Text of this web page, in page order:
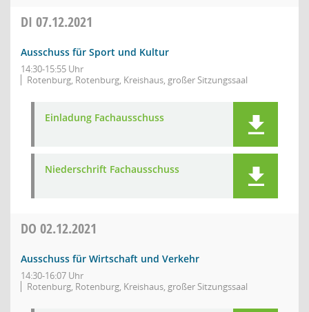
DI 07.12.2021
Ausschuss für Sport und Kultur
14:30-15:55 Uhr
Rotenburg, Rotenburg, Kreishaus, großer Sitzungssaal
Einladung Fachausschuss
Niederschrift Fachausschuss
DO 02.12.2021
Ausschuss für Wirtschaft und Verkehr
14:30-16:07 Uhr
Rotenburg, Rotenburg, Kreishaus, großer Sitzungssaal